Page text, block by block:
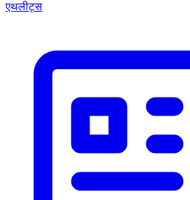
एथलीट्स